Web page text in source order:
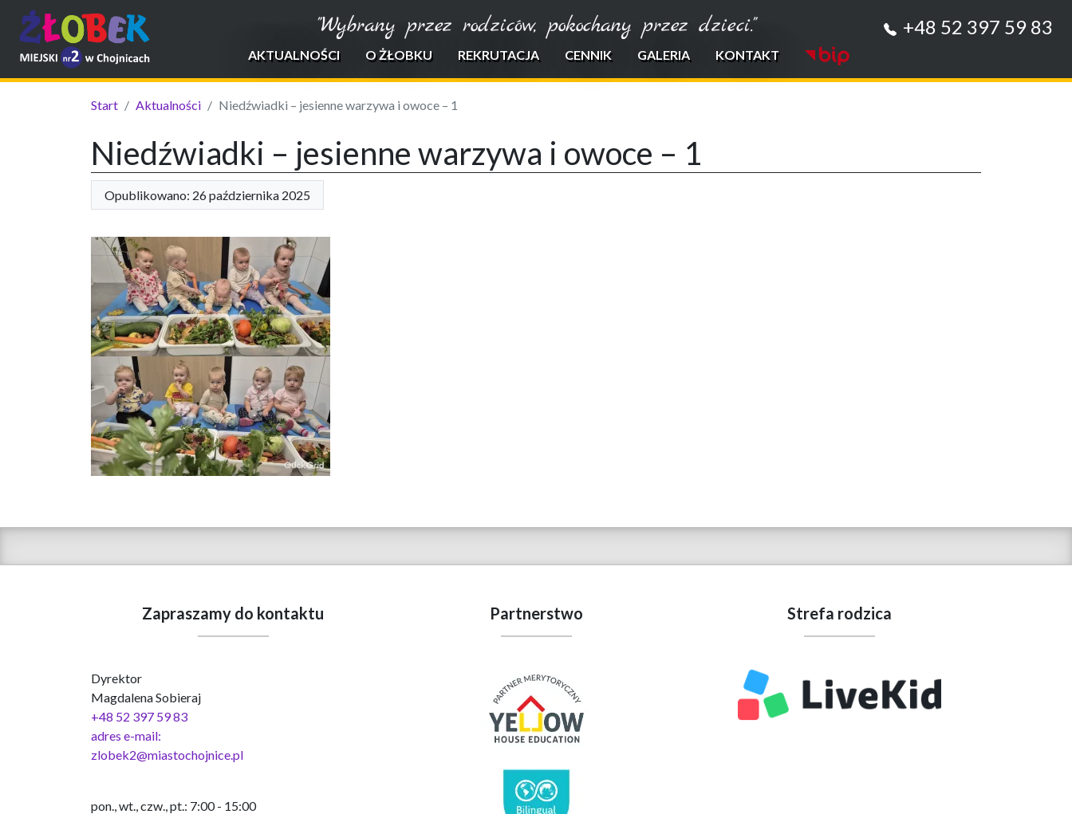
"Wybrany przez rodziców, pokochany przez dzieci." +48 52 397 59 83
AKTUALNOŚCI O ŻŁOBKU REKRUTACJA CENNIK GALERIA KONTAKT
Start Aktualności Niedźwiadki – jesienne warzywa i owoce – 1
Niedźwiadki – jesienne warzywa i owoce – 1
Opublikowano: 26 października 2025
Zapraszamy do kontaktu
Dyrektor
Magdalena Sobieraj
+48 52 397 59 83
adres e-mail:
zlobek2@miastochojnice.pl
pon., wt., czw., pt.: 7:00 - 15:00
Partnerstwo Strefa rodzica